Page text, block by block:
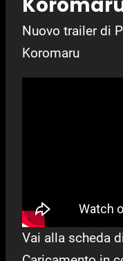
Nuovo trailer di
Koromaru
Vai alla scheda